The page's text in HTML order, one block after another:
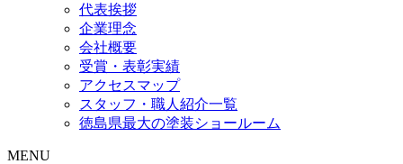
代表挨拶
企業理念
会社概要
受賞・表彰実績
アクセスマップ
スタッフ・職人紹介一覧
徳島県最大の塗装ショールーム
MENU